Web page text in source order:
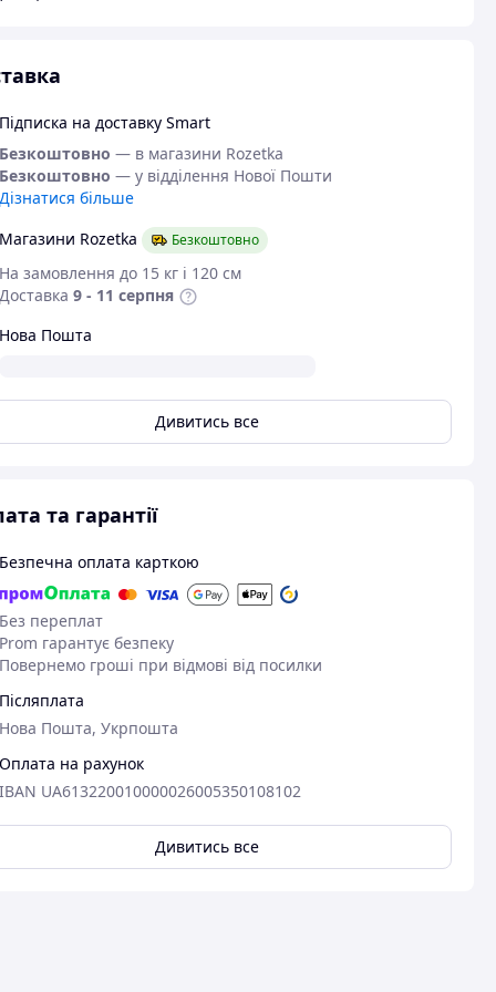
на доставку Smart
— в магазини Rozetka
— у відділення Нової Пошти
більше
Rozetka
Безкоштовно
замовлення до 15 кг і 120 см
9 - 11 серпня
Пошта
Дивитись все
та гарантії
оплата карткою
переплат
гарантує безпеку
гроші при відмові від посилки
Пошта, Укрпошта
на рахунок
UA613220010000026005350108102
Дивитись все
24.01.2026
Придбано на Prom.ua Придбано на